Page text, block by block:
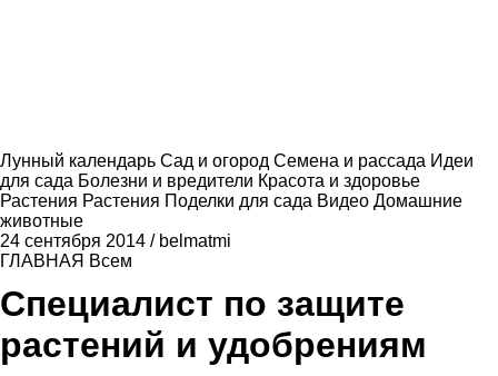
Лунный календарь Сад и огород Семена и рассада Идеи
для сада Болезни и вредители Красота и здоровье
Растения Растения Поделки для сада Видео Домашние
животные
24 сентября 2014 / belmatmi
ГЛАВНАЯ Всем
Специалист по защите
растений и удобрениям